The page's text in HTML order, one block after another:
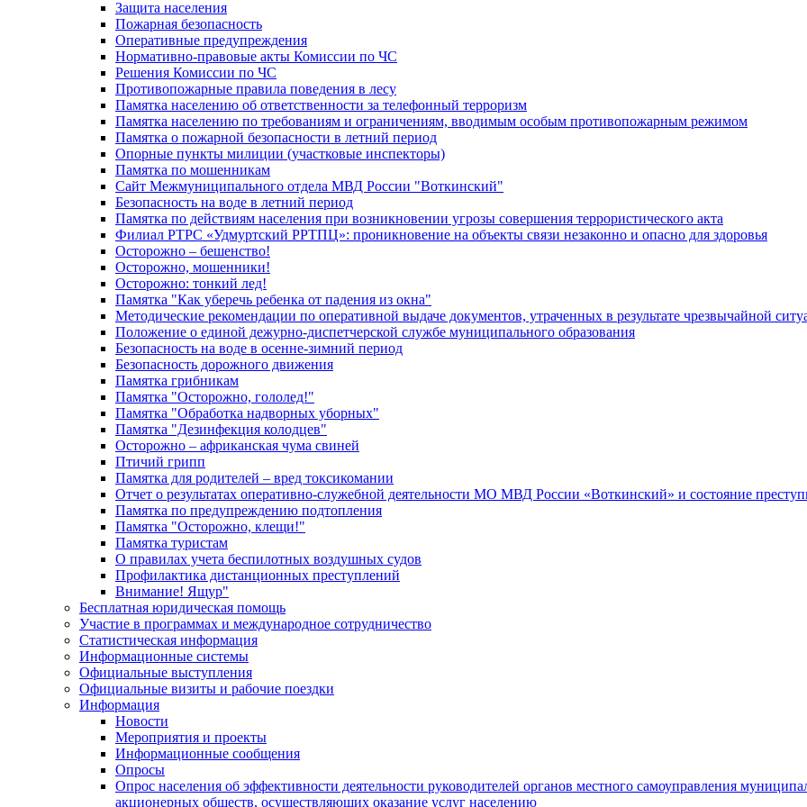
Защита населения
Пожарная безопасность
Оперативные предупреждения
Нормативно-правовые акты Комиссии по ЧС
Решения Комиссии по ЧС
Противопожарные правила поведения в лесу
Памятка населению об ответственности за телефонный терроризм
Памятка населению по требованиям и ограничениям, вводимым особым противопожарным режимом
Памятка о пожарной безопасности в летний период
Опорные пункты милиции (участковые инспекторы)
Памятка по мошенникам
Сайт Межмуниципального отдела МВД России "Воткинский"
Безопасность на воде в летний период
Памятка по действиям населения при возникновении угрозы совершения террористического акта
Филиал РТРС «Удмуртский РРТПЦ»: проникновение на объекты связи незаконно и опасно для здоровья
Осторожно – бешенство!
Осторожно, мошенники!
Осторожно: тонкий лед!
Памятка "Как уберечь ребенка от падения из окна"
Методические рекомендации по оперативной выдаче документов, утраченных в результате чрезвычайной
Положение о единой дежурно-диспетчерской службе муниципального образования
Безопасность на воде в осенне-зимний период
Безопасность дорожного движения
Памятка грибникам
Памятка "Осторожно, гололед!"
Памятка "Обработка надворных уборных"
Памятка "Дезинфекция колодцев"
Осторожно – африканская чума свиней
Птичий грипп
Памятка для родителей – вред токсикомании
Отчет о результатах оперативно-служебной деятельности МО МВД России «Воткинский» и состояние
Памятка по предупреждению подтопления
Памятка "Осторожно, клещи!"
Памятка туристам
О правилах учета беспилотных воздушных судов
Профилактика дистанционных преступлений
Внимание! Ящур"
Бесплатная юридическая помощь
Участие в программах и международное сотрудничество
Статистическая информация
Информационные системы
Официальные выступления
Официальные визиты и рабочие поездки
Информация
Новости
Мероприятия и проекты
Информационные сообщения
Опросы
Опрос населения об эффективности деятельности руководителей органов местного самоуправления
акционерных обществ, осуществляющих оказание услуг населению